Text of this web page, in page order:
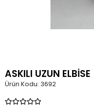
ASKILI UZUN ELBİSE
Ürün Kodu: 3692